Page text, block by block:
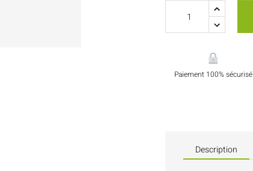
Paiement 100% sécurisé
Description